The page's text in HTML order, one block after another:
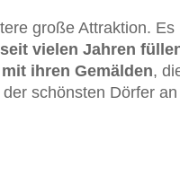
große Attraktion.
vielen Jahren
ihren Gemälden,
schönsten Dörfer